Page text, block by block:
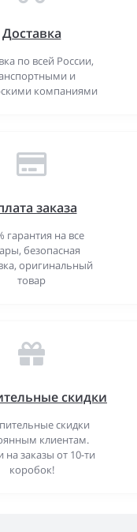
Доставка
по всей России,
и
компаниями
заказа
гарантия на все
безопасная
оригинальный
товар
скидки
скидки
клиентам.
на заказы от 10-ти
коробок!